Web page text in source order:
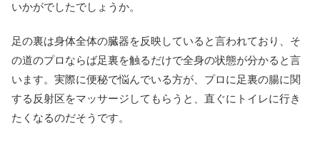
いかがでしたでしょうか。
足の裏は身体全体の臓器を反映していると言われており、そ
の道のプロならば足裏を触るだけで全身の状態が分かると言
います。実際に便秘で悩んでいる方が、プロに足裏の腸に関
する反射区をマッサージしてもらうと、直ぐにトイレに行き
たくなるのだそうです。